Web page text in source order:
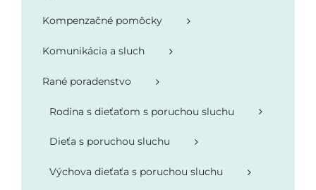
Kompenzačné pomôcky
Komunikácia a sluch
Rané poradenstvo
Rodina s dieťaťom s poruchou sluchu
Dieťa s poruchou sluchu
Výchova dieťaťa s poruchou sluchu